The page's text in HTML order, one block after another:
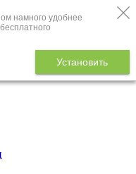
намного удобнее
Установить